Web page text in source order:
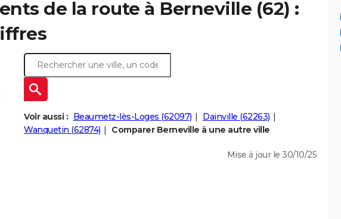
de la route à Berneville (62) :
Voir aussi : Beaumetz-lès-Loges (62097)
Dainville (62263)
Wanquetin (62874)
Comparer Berneville à une autre ville
Mise à jour le 30/10/25